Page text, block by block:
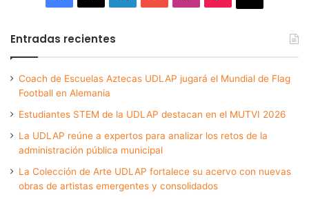
Entradas recientes
Coach de Escuelas Aztecas UDLAP jugará el Mundial de Flag
Football en Alemania
Estudiantes STEM de la UDLAP destacan en el MUTVI 2026
La UDLAP reúne a expertos para analizar los retos de la
administración pública municipal
La Colección de Arte UDLAP fortalece su acervo con nuevas
obras de artistas emergentes y consolidados